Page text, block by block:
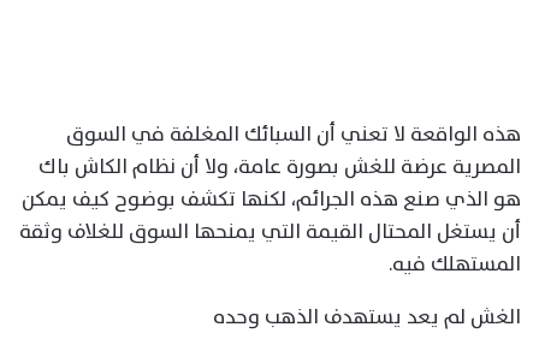
هذه الواقعة لا تعني أن السبائك المغلفة في السوق
المصرية عرضة للغش بصورة عامة، ولا أن نظام الكاش باك
هو الذي صنع هذه الجرائم، لكنها تكشف بوضوح كيف يمكن
أن يستغل المحتال القيمة التي يمنحها السوق للغلاف وثقة
المستهلك فيه.
الغش لم يعد يستهدف الذهب وحده